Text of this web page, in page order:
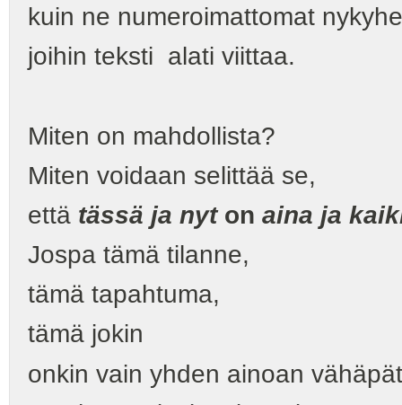
kuin ne numeroimattomat
joihin teksti alati viittaa.
Miten on mahdollista?
Miten voidaan selittää se,
että tässä ja nyton aina ja
Jospa tämä tilanne,
tämä tapahtuma,
tämä jokin
onkin vain yhden ainoan